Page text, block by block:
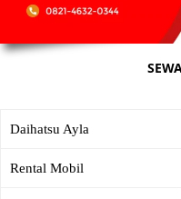
Daihatsu Ayla
Rental Mobil